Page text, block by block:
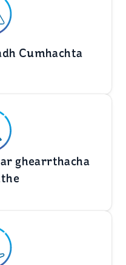
Cumhachta
ghearrthacha